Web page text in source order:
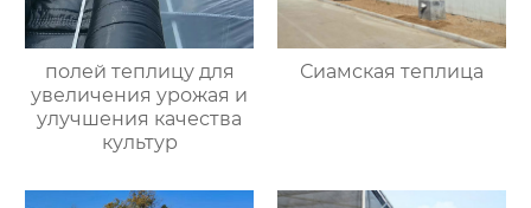
полей теплицу для
увеличения урожая и
улучшения качества
культур
Сиамская теплица